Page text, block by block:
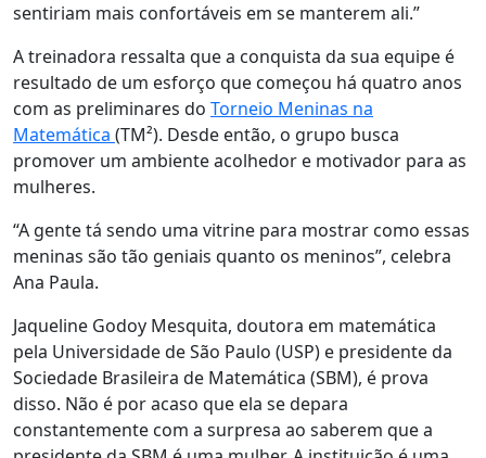
sentiriam mais confortáveis em se manterem ali.”
A treinadora ressalta que a conquista da sua equipe é
resultado de um esforço que começou há quatro anos
com as preliminares do Torneio Meninas na
Matemática (TM²). Desde então, o grupo busca
promover um ambiente acolhedor e motivador para as
mulheres.
“A gente tá sendo uma vitrine para mostrar como essas
meninas são tão geniais quanto os meninos”, celebra
Ana Paula.
Jaqueline Godoy Mesquita, doutora em matemática
pela Universidade de São Paulo (USP) e presidente da
Sociedade Brasileira de Matemática (SBM), é prova
disso. Não é por acaso que ela se depara
constantemente com a surpresa ao saberem que a